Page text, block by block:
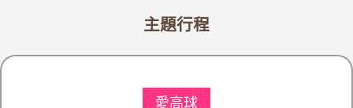
愛高球
主題行程